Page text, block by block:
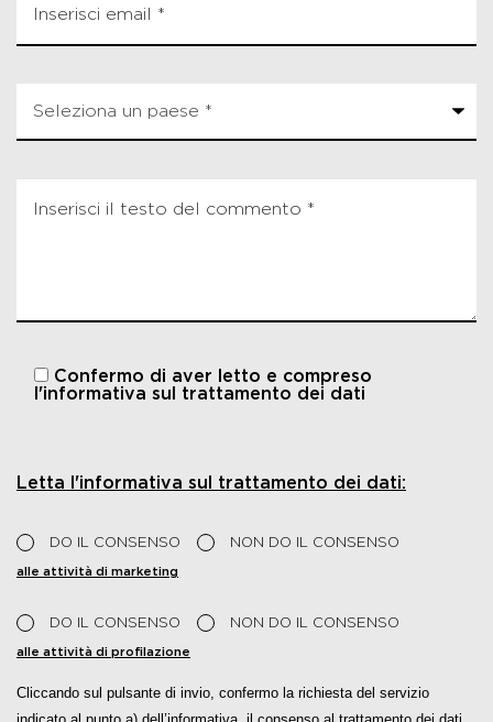
Confermo di aver letto e compreso
l'informativa sul trattamento dei dati
Letta l'informativa sul trattamento dei dati:
DO IL CONSENSO NON DO IL CONSENSO
alle attività di marketing
DO IL CONSENSO NON DO IL CONSENSO
alle attività di profilazione
Cliccando sul pulsante di invio, confermo la richiesta del servizio